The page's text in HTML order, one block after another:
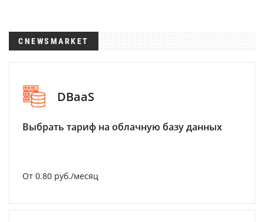
CNEWSMARKET
DBaaS
Выбрать тариф на облачную базу данных
От 0.80 руб./месяц